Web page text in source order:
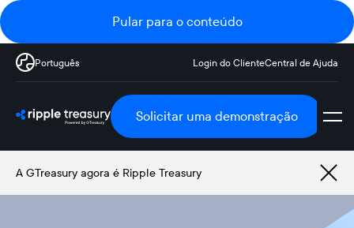
Pular para o conteúdo
Português Login do ClienteCentral de Ajuda
Solicitar uma demonstração
A GTreasury agora é Ripple Treasury